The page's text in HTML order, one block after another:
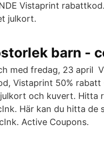
Vistaprint
julkort.
barn -
med fredag, 23 april
Vistaprint 50%
och kuvert. Hitta
Här kan du hitta de
Active Coupons.